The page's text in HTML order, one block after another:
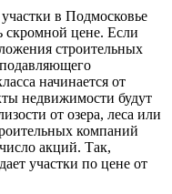
в Подмосковье
скромной цене. Если
строительных
начинается от
недвижимости будут
от озера, леса или
компаний
акций. Так,
участки по цене от